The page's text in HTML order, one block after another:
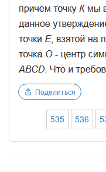
Поделиться
535 536